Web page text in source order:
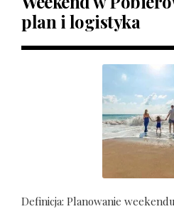
plan i logistyka
Definicja: Planowanie